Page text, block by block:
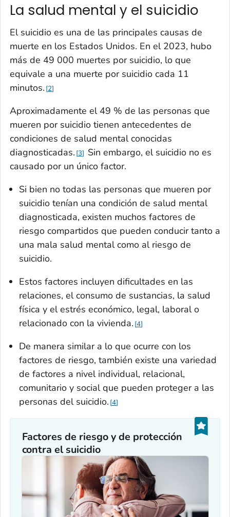
La salud mental y el suicidio
El suicidio es una de las principales causas de
muerte en los Estados Unidos. En el 2023, hubo
más de 49 000 muertes por suicidio, lo que
equivale a una muerte por suicidio cada 11
minutos. 2
Aproximadamente el 49 % de las personas que
mueren por suicidio tienen antecedentes de
condiciones de salud mental conocidas
diagnosticadas. 3
Sin embargo, el suicidio no es
causado por un único factor.
Si bien no todas las personas que mueren por
suicidio tenían una condición de salud mental
diagnosticada, existen muchos factores de
riesgo compartidos que pueden conducir tanto a
una mala salud mental como al riesgo de
suicidio.
Estos factores incluyen dificultades en las
relaciones, el consumo de sustancias, la salud
física y el estrés económico, legal, laboral o
relacionado con la vivienda. 4
De manera similar a lo que ocurre con los
factores de riesgo, también existe una variedad
de factores a nivel individual, relacional,
comunitario y social que pueden proteger a las
personas del suicidio. 4
Factores de riesgo y de protección
contra el suicidio